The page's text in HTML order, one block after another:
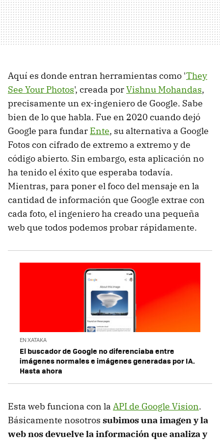
Aquí es donde entran herramientas como 'They
See Your Photos', creada porVishnu Mohandas,
precisamente un ex-ingeniero de Google. Sabe
bien de lo que habla. Fue en 2020 cuando dejó
Google para fundar Ente, su alternativa a Google
Fotos con cifrado de extremo a extremo y de
código abierto. Sin embargo, esta aplicación no
ha tenido el éxito que esperaba todavía.
Mientras, para poner el foco del mensaje en la
cantidad de información que Google extrae con
cada foto, el ingeniero ha creado una pequeña
web que todos podemos probar rápidamente.
EN XATAKA
El buscador de Google no diferenciaba entre
imágenes normales e imágenes generadas por IA.
Hasta ahora
Esta web funciona con la API de Google Vision.
Básicamente nosotros subimos una imagen y la
web nos devuelve la información que analiza y